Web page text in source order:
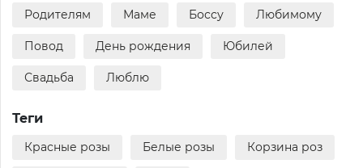
Родителям Маме Боссу Любимому
Повод День рождения Юбилей
Свадьба Люблю
Теги
Красные розы Белые розы Корзина роз